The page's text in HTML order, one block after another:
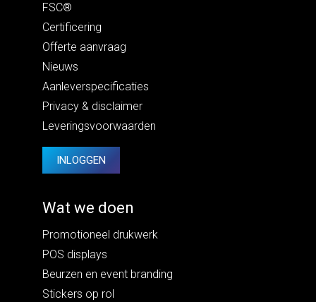
FSC®
Certificering
Offerte aanvraag
Nieuws
Aanleverspecificaties
Privacy & disclaimer
Leveringsvoorwaarden
INLOGGEN
Wat we doen
Promotioneel drukwerk
POS displays
Beurzen en event branding
Stickers op rol